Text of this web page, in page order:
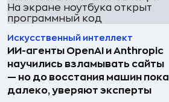
Искусственный интеллект
ИИ-агенты OpenAI и Anthropic
научились взламывать сайты
— но до восстания машин пока
далеко, уверяют эксперты